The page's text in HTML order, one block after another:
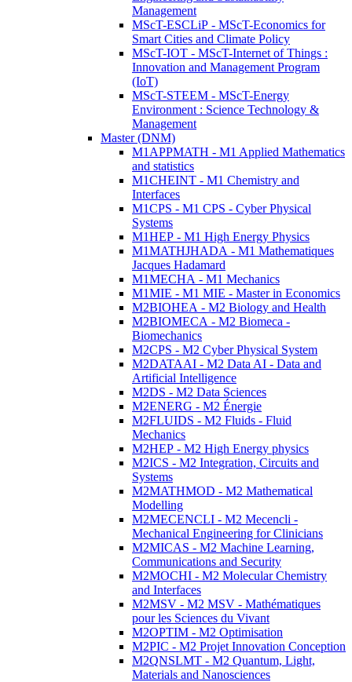
Management
MScT-ESCLiP - MScT-Economics for
Smart Cities and Climate Policy
MScT-IOT - MScT-Internet of Things :
Innovation and Management Program
(IoT)
MScT-STEEM - MScT-Energy
Environment : Science Technology &
Management
Master (DNM)
M1APPMATH - M1 Applied Mathematics
and statistics
M1CHEINT - M1 Chemistry and
Interfaces
M1CPS - M1 CPS - Cyber Physical
Systems
M1HEP - M1 High Energy Physics
M1MATHJHADA - M1 Mathematiques
Jacques Hadamard
M1MECHA - M1 Mechanics
M1MIE - M1 MIE - Master in Economics
M2BIOHEA - M2 Biology and Health
M2BIOMECA - M2 Biomeca -
Biomechanics
M2CPS - M2 Cyber Physical System
M2DATAAI - M2 Data AI - Data and
Artificial Intelligence
M2DS - M2 Data Sciences
M2ENERG - M2 Énergie
M2FLUIDS - M2 Fluids - Fluid
Mechanics
M2HEP - M2 High Energy physics
M2ICS - M2 Integration, Circuits and
Systems
M2MATHMOD - M2 Mathematical
Modelling
M2MECENCLI - M2 Mecencli -
Mechanical Engineering for Clinicians
M2MICAS - M2 Machine Learning,
Communications and Security
M2MOCHI - M2 Molecular Chemistry
and Interfaces
M2MSV - M2 MSV - Mathématiques
pour les Sciences du Vivant
M2OPTIM - M2 Optimisation
M2PIC - M2 Projet Innovation Conception
M2QNSLMT - M2 Quantum, Light,
Materials and Nanosciences